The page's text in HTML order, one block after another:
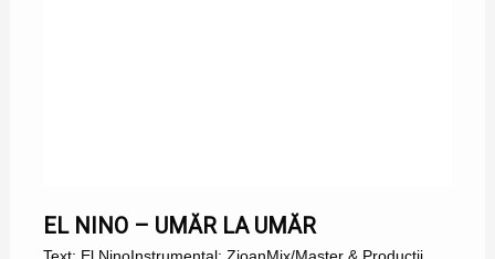
EL NINO – UMĂR LA UMĂR